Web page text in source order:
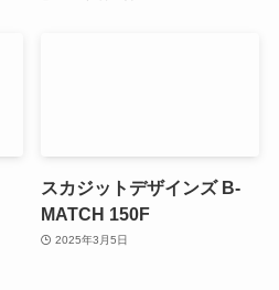
スカジットデザインズ B-
MATCH 150F
2025年3月5日